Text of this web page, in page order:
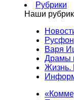
Рубрики
Наши
Варя
Драмы
Жизнь.